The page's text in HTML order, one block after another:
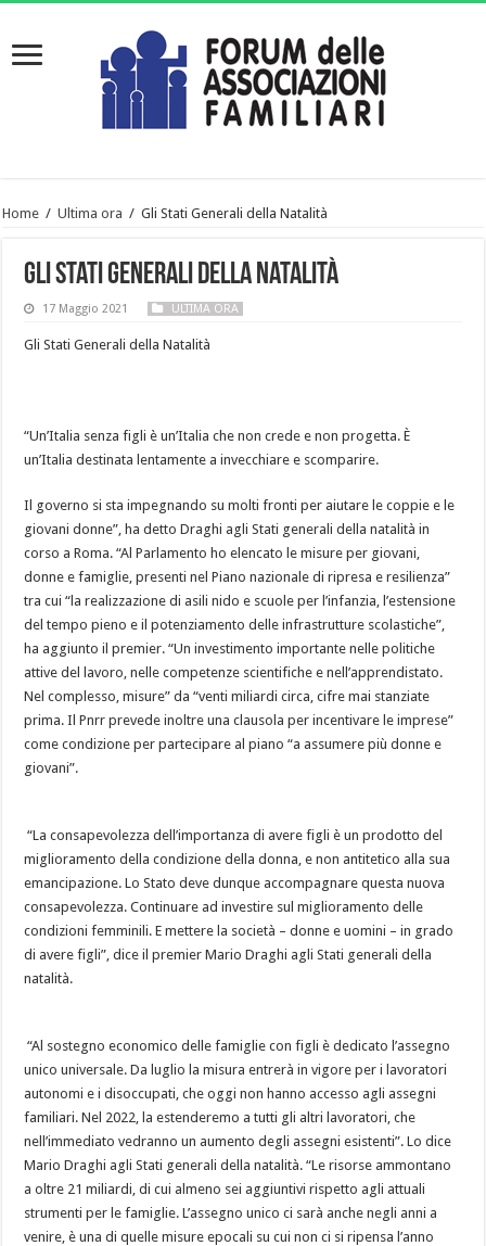
Home / Ultima ora / Gli Stati Generali della Natalità
Gli Stati Generali della Natalità
17 Maggio 2021 ULTIMA ORA
Gli Stati Generali della Natalità
“Un’Italia senza figli è un’Italia che non crede e non progetta. È
un’Italia destinata lentamente a invecchiare e scomparire.
Il governo si sta impegnando su molti fronti per aiutare le coppie e le
giovani donne”, ha detto Draghi agli Stati generali della natalità in
corso a Roma. “Al Parlamento ho elencato le misure per giovani,
donne e famiglie, presenti nel Piano nazionale di ripresa e resilienza”
tra cui “la realizzazione di asili nido e scuole per l’infanzia, l’estensione
del tempo pieno e il potenziamento delle infrastrutture scolastiche”,
ha aggiunto il premier. “Un investimento importante nelle politiche
attive del lavoro, nelle competenze scientifiche e nell’apprendistato.
Nel complesso, misure” da “venti miliardi circa, cifre mai stanziate
prima. Il Pnrr prevede inoltre una clausola per incentivare le imprese”
come condizione per partecipare al piano “a assumere più donne e
giovani”.
“La consapevolezza dell’importanza di avere figli è un prodotto del
miglioramento della condizione della donna, e non antitetico alla sua
emancipazione. Lo Stato deve dunque accompagnare questa nuova
consapevolezza. Continuare ad investire sul miglioramento delle
condizioni femminili. E mettere la società – donne e uomini – in grado
di avere figli”, dice il premier Mario Draghi agli Stati generali della
natalità.
“Al sostegno economico delle famiglie con figli è dedicato l’assegno
unico universale. Da luglio la misura entrerà in vigore per i lavoratori
autonomi e i disoccupati, che oggi non hanno accesso agli assegni
familiari. Nel 2022, la estenderemo a tutti gli altri lavoratori, che
nell’immediato vedranno un aumento degli assegni esistenti”. Lo dice
Mario Draghi agli Stati generali della natalità. “Le risorse ammontano
a oltre 21 miliardi, di cui almeno sei aggiuntivi rispetto agli attuali
strumenti per le famiglie. L’assegno unico ci sarà anche negli anni a
venire, è una di quelle misure epocali su cui non ci si ripensa l’anno